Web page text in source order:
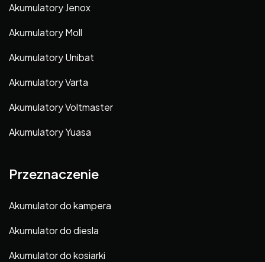
Akumulatory Jenox
Akumulatory Moll
Akumulatory Unibat
Akumulatory Varta
Akumulatory Voltmaster
Akumulatory Yuasa
Przeznaczenie
Akumulator do kampera
Akumulator do diesla
Akumulator do kosiarki